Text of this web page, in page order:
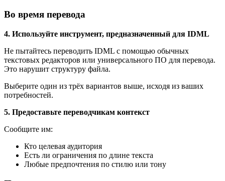
Во время перевода
4. Используйте инструмент, предназначенный для IDML
Не пытайтесь переводить IDML с помощью обычных
текстовых редакторов или универсального ПО для перевода.
Это нарушит структуру файла.
Выберите один из трёх вариантов выше, исходя из ваших
потребностей.
5. Предоставьте переводчикам контекст
Сообщите им:
Кто целевая аудитория
Есть ли ограничения по длине текста
Любые предпочтения по стилю или тону